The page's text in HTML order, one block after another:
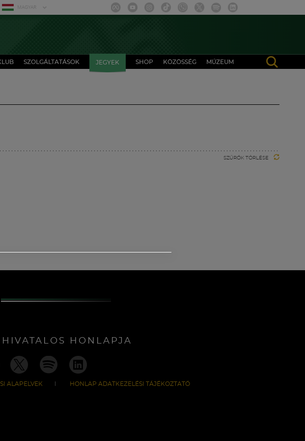
MAGYAR
SZOLGÁLTATÁSOK JEGYEK SHOP KÖZÖSSÉG MÚZEUM
SZŰRŐK TÖRLÉSE
HONLAPJA
ALAPELVEK HONLAP ADATKEZELÉSI TÁJÉKOZTATÓ